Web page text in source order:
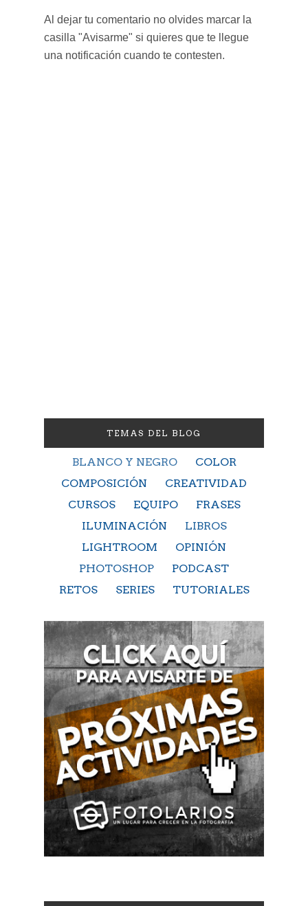
Al dejar tu comentario no olvides marcar la
casilla "Avisarme" si quieres que te llegue
una notificación cuando te contesten.
TEMAS DEL BLOG
BLANCO Y NEGRO
COLOR
COMPOSICIÓN
CREATIVIDAD
CURSOS
EQUIPO
FRASES
ILUMINACIÓN
LIBROS
LIGHTROOM
OPINIÓN
PHOTOSHOP
PODCAST
RETOS
SERIES TUTORIALES